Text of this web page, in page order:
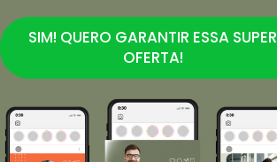
SIM! QUERO GARANTIR ESSA SUPER
OFERTA!